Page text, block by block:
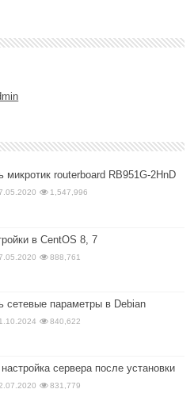
микротик routerboard RB951G-2HnD
1,547,996
в CentOS 8, 7
888,761
сетевые параметры в Debian
840,622
сервера после установки
831,779